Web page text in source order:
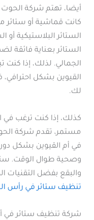
أيضا، تهتم شركة
كانت قماشية أو
الستائر البلاستيكية أو
الستائر بعناية فائقة
الجمالي. لذلك، إذا
القيوين بشكل احترافي،
لك.
كذلك، إذا كنت ترغب
مستمر، تقدم شركة
في أم القيوين بشكل
وصحية طوال الوقت.
والبقع بفضل التقنيات
تنظيف ستائر في رأس
شركة تنظيف ستائر في